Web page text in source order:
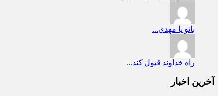
بانو یا مهدی...
راه خداوند قبول کند...
آخرین اخبار